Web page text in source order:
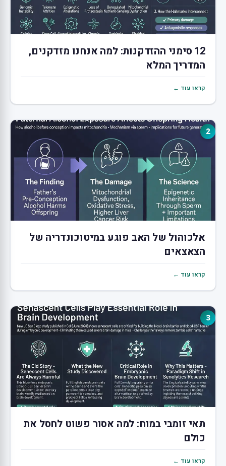
12 סימני ההזדקנות: למה אנחנו מזדקנים,
המדריך המלא
קראו עוד ←
2
אלכוהול של האב פוגע במיטוכונדריה של
הצאצאים
קראו עוד ←
3
תאי זומבי במוח: למה אסור פשוט לחסל את
כולם
קראו עוד ←